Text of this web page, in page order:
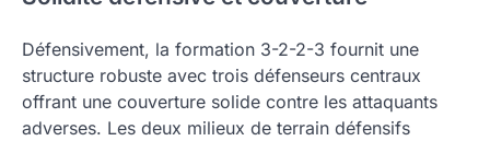
Défensivement, la formation 3-2-2-3 fournit une
structure robuste avec trois défenseurs centraux
offrant une couverture solide contre les attaquants
adverses. Les deux milieux de terrain défensifs